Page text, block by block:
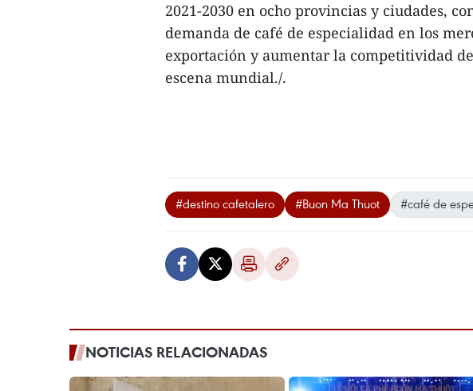
2021-2030 en ocho provincias y ciudades,
demanda de café de especialidad en los
exportación y aumentar la competitividad
escena mundial./.
#destino cafetalero #Buon Ma Thuot #café de
NOTICIAS RELACIONADAS